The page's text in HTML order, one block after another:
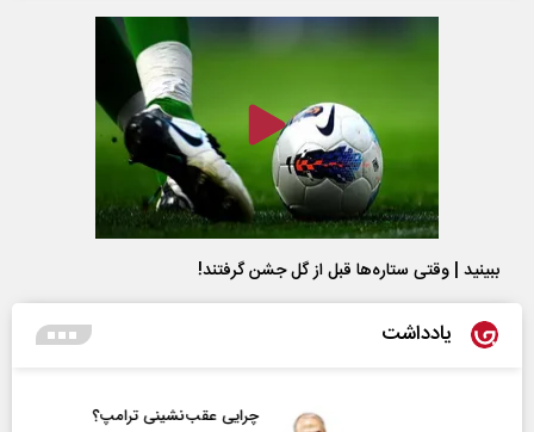
ببینید | وقتی ستاره‌ها قبل از گل جشن گرفتند!
یادداشت
چرایی عقب‌نشینی ترامپ؟